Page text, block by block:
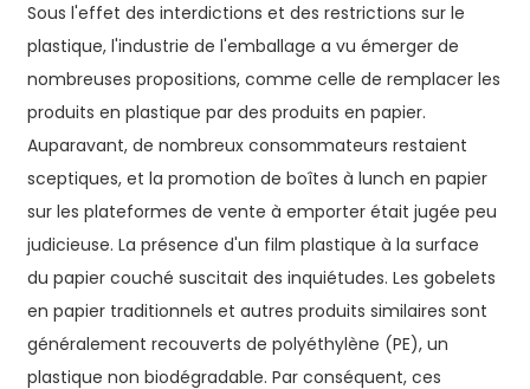
Sous l'effet des interdictions et des restrictions sur le
plastique, l'industrie de l'emballage a vu émerger de
nombreuses propositions, comme celle de remplacer les
produits en plastique par des produits en papier.
Auparavant, de nombreux consommateurs restaient
sceptiques, et la promotion de boîtes à lunch en papier
sur les plateformes de vente à emporter était jugée peu
judicieuse. La présence d'un film plastique à la surface
du papier couché suscitait des inquiétudes. Les gobelets
en papier traditionnels et autres produits similaires sont
généralement recouverts de polyéthylène (PE), un
plastique non biodégradable. Par conséquent, ces